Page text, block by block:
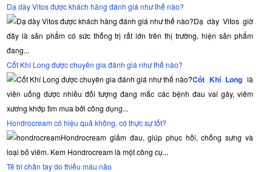
Dạ dày Vitos được khách hàng đánh giá như thế nào?
Dạ dày Vitos giờ
đây là sản phẩm có sức thống trị rất lớn trên thị trường, hiện sản phẩm
đang...
Cốt Khí Long được chuyên gia đánh giá như thế nào?
Cốt Khí Long là
viên uống được nhiều đối tượng đang mắc các bệnh đau vai gáy, viêm
xương khớp tìm mua bởi công dụng...
Hondrocream có hiệu quả không, có thực sự tốt?
Hondrocream giảm đau, giúp phục hồi, chống sưng và
loại bỏ viêm. Kem Hondrocream là một công cụ...
Tê bì chân tay do thiếu máu não